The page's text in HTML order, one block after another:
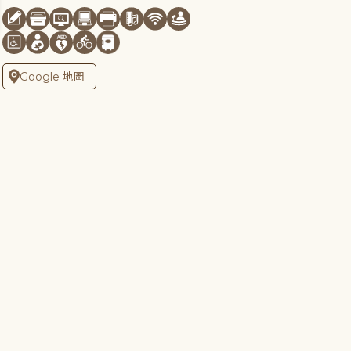
Google 地圖